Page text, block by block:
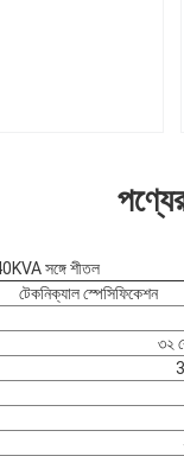
সঙ্গে শীতল
টেকনিক্যাল স্পেসিফিকেশন
৩২